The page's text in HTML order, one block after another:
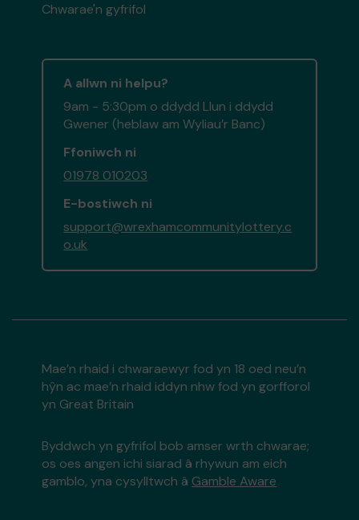
Chwarae'n gyfrifol
A allwn ni helpu?
9am - 5:30pm o ddydd Llun i ddydd
Gwener (heblaw am Wyliau’r Banc)
Ffoniwch ni
01978 010203
E-bostiwch ni
support@wrexhamcommunitylottery.c
o.uk
Mae’n rhaid i chwaraewyr fod yn 18 oed neu’n
hŷn ac mae’n rhaid iddyn nhw fod yn gorfforol
yn Great Britain
Byddwch yn gyfrifol bob amser wrth chwarae;
os oes angen ichi siarad â rhywun am eich
gamblo, yna cysylltwch â Gamble Aware